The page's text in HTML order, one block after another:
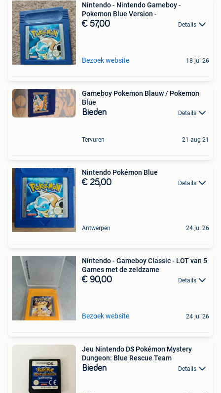
Nintendo - Nintendo Gameboy -
Pokemon Blue Version -
€ 57,00 Details
Bezoek website 18 jul 26
Gameboy Pokemon Blauw / Pokemon
Blue
Bieden Details
Tervuren 21 aug 21
Nintendo Pokémon Blue
€ 25,00 Details
Antwerpen 24 jul 26
Nintendo - Gameboy Classic - LOT van 5
Games met de zeldzame
€ 90,00 Details
Bezoek website 24 jul 26
Jeu Nintendo DS Pokémon Mystery
Dungeon: Blue Rescue Team
Bieden Details